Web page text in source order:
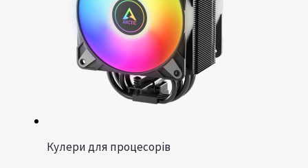
Кулери для процесорів